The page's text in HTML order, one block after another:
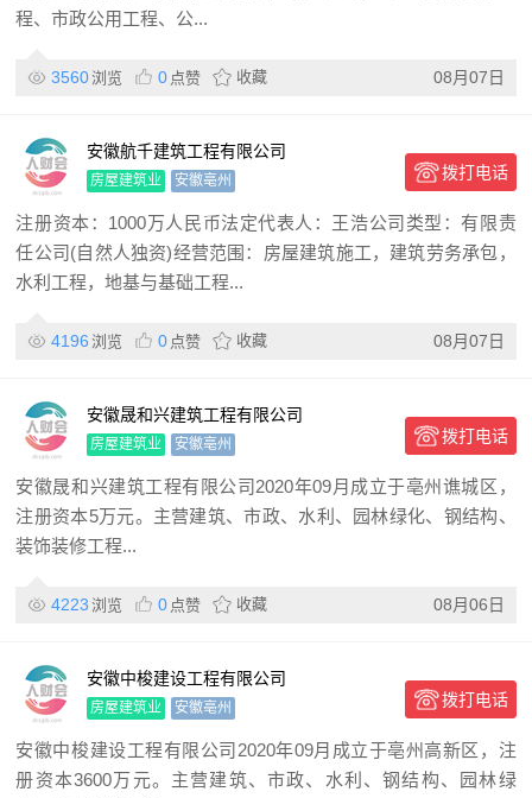
程、市政公用工程、公...
3560浏览 0 点赞 收藏 08月07日
安徽航千建筑工程有限公司
房屋建筑业 安徽亳州 拨打电话
注册资本：1000万人民币法定代表人：王浩公司类型：有限责
任公司(自然人独资)经营范围：房屋建筑施工，建筑劳务承包，
水利工程，地基与基础工程...
4196 浏览 0 点赞 收藏 08月07日
安徽晟和兴建筑工程有限公司
房屋建筑业 安徽亳州 拨打电话
安徽晟和兴建筑工程有限公司2020年09月成立于亳州谯城区，
注册资本5万元。主营建筑、市政、水利、园林绿化、钢结构、
装饰装修工程...
4223 浏览 0 点赞 收藏 08月06日
安徽中梭建设工程有限公司
房屋建筑业 安徽亳州 拨打电话
安徽中梭建设工程有限公司2020年09月成立于亳州高新区，注
册资本3600万元。主营建筑、市政、水利、钢结构、园林绿